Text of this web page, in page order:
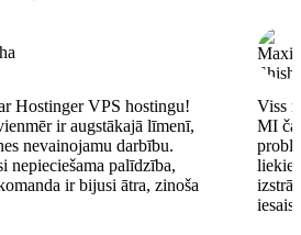
Hostinger VPS hostingu!
ir augstākajā līmenī,
nevainojamu darbību.
nepieciešama palīdzība,
ir bijusi ātra, zinoša
Viss
MI